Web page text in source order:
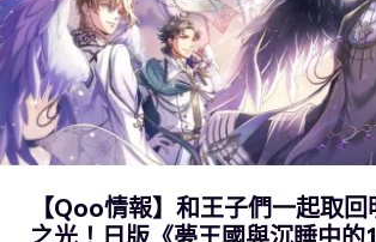
【Qoo情報】和王子們一起取